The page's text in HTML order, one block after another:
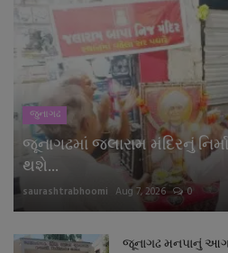
જુનાગઢ
જૂનાગઢમાં જલારામ મંદિરનું
થશે...
saurashtrabhoomi Aug 7, 2026 0
જૂનાગઢ મનપાનું